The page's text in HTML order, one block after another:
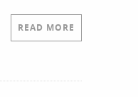
desdeREAD MORE